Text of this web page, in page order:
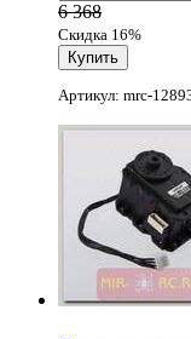
6 368
Скидка 16%
Артикул: mrc-